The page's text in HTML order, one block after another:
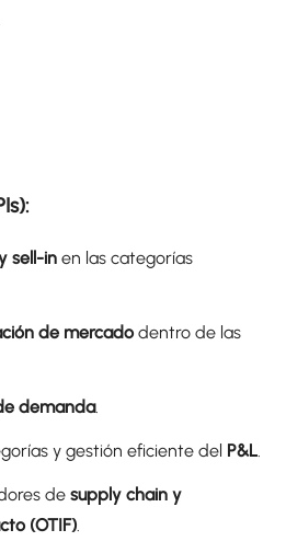
sell-in en las categorías
de mercadodentro de las
demanda.
y gestión eficiente del P&L.
de supply chain y
(OTIF).